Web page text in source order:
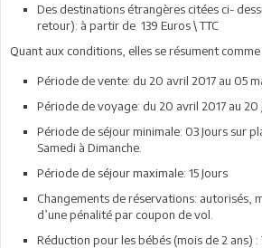
Des destinations étrangères citées ci-
retour): à partir de 139 Euros \ TTC
Quant aux conditions, elles se résument comme
Période de vente: du 20 avril 2017 au 05
Période de voyage: du 20 avril 2017 au 20
Période de séjour minimale: 03 Jours sur
Samedi à Dimanche.
Période de séjour maximale: 15 Jours
Changements de réservations: autorisés,
d’une pénalité par coupon de vol.
Réduction pour les bébés (mois de 2 ans)